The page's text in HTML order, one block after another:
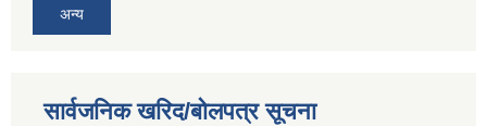
अन्य
सार्वजनिक खरिद/बोलपत्र सूचना